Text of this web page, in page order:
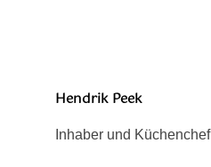
Hendrik Peek
Inhaber und Küchenchef